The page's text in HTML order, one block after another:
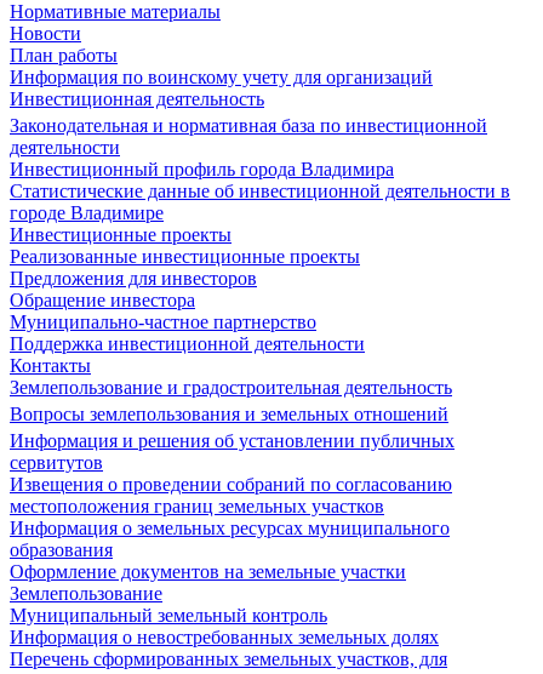
Нормативные материалы
Новости
План работы
Информация по воинскому учету для организаций
Инвестиционная деятельность
Законодательная и нормативная база по инвестиционной
деятельности
Инвестиционный профиль города Владимира
Статистические данные об инвестиционной деятельности в
городе Владимире
Инвестиционные проекты
Реализованные инвестиционные проекты
Предложения для инвесторов
Обращение инвестора
Муниципально-частное партнерство
Поддержка инвестиционной деятельности
Контакты
Землепользование и градостроительная деятельность
Вопросы землепользования и земельных отношений
Информация и решения об установлении публичных
сервитутов
Извещения о проведении собраний по согласованию
местоположения границ земельных участков
Информация о земельных ресурсах муниципального
образования
Оформление документов на земельные участки
Землепользование
Муниципальный земельный контроль
Информация о невостребованных земельных долях
Перечень сформированных земельных участков, для